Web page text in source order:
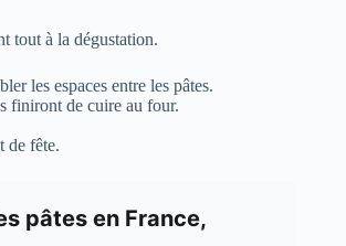
tout à la dégustation.
les espaces entre les pâtes.
finiront de cuire au four.
de fête.
pâtes en France,